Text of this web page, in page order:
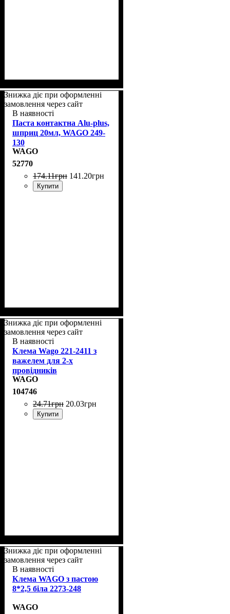
Знижка діє при оформленні
замовлення через сайт
В наявності
Паста контактна Alu-plus,
шприц 20мл, WAGO 249-
130
WAGO
52770
174.11грн 141 .20грн
Купити
Знижка діє при оформленні
замовлення через сайт
В наявності
Клема Wago 221-2411 з
важелем для 2-х
провідників
WAGO
104746
24.71грн 20.03грн
Купити
Знижка діє при оформленні
замовлення через сайт
В наявності
Клема WAGO з пастою
8*2,5 біла 2273-248
WAGO